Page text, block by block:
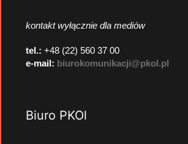
kontakt wyłącznie dla mediów
tel.: +48 (22) 560 37 00
e-mail: biurokomunikacji@pkol.pl
Biuro PKOl